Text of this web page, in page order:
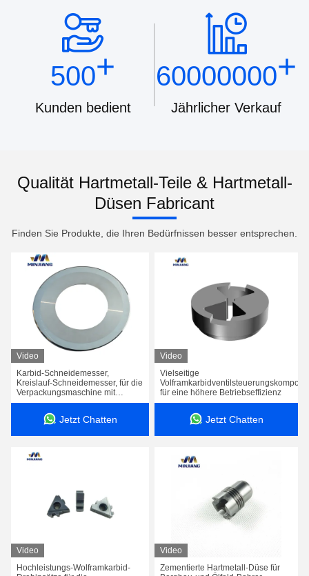
500+
Kunden bedient
60000000+
Jährlicher Verkauf
Qualität Hartmetall-Teile & Hartmetall-
Düsen Fabricant
Finden Sie Produkte, die Ihren Bedürfnissen besser entsprechen.
Video
Karbid-Schneidemesser,
Kreislauf-Schneidemesser, für die
Verpackungsmaschine mit
Wellpappe
Jetzt Chatten
Video
Vielseitige
für eine höhere Betriebseffizienz
Jetzt Chatten
Video
Hochleistungs-Wolframkarbid-
Video
Zementierte Hartmetall-Düse für